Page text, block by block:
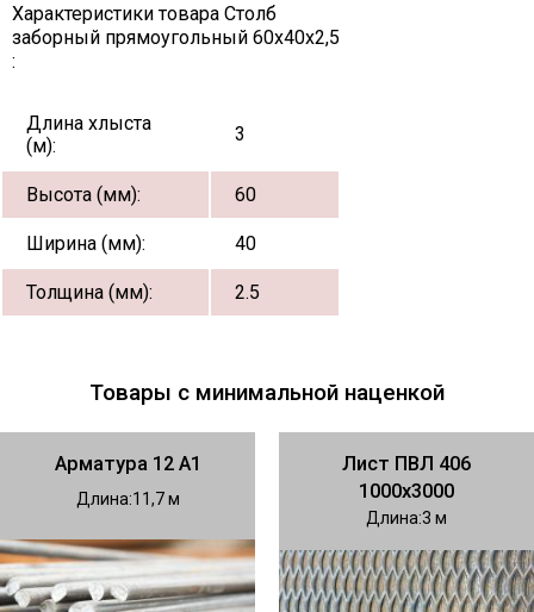
Характеристики товара Столб
заборный прямоугольный 60х40х2,5
:
Длина хлыста
(м):
3
Высота (мм): 60
Ширина (мм): 40
Толщина (мм): 2.5
Товары с минимальной наценкой
Арматура 12 А1
Длина 11,7
Лист ПВЛ 406
1000х3000
Длина 3